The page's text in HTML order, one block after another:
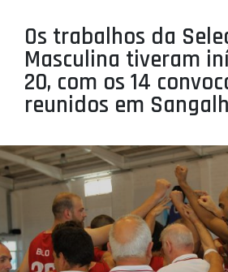
SELEÇÕES
MINIBASQUETE
ÁREA TÉCNICA
LIGA BETCLIC MASCULINA
LIGA BETCLIC FEMININA
Os trabalhos da
Masculina tiveram
20, com os 14
reunidos em